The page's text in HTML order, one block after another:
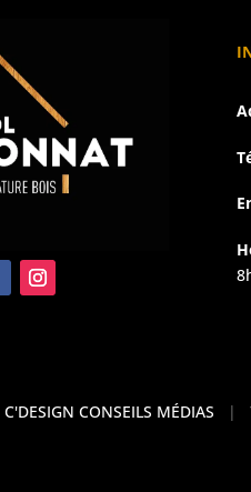
C'DESIGN CONSEILS MÉDIAS |